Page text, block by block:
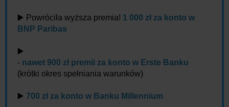
▶️ Powróciła wyższa premia! 1 000 zł za konto w
BNP Paribas
▶️
- nawet 900 zł premii za konto w Erste Banku
(krótki okres spełniania warunków)
▶️ 700 zł za konto w Banku Millennium